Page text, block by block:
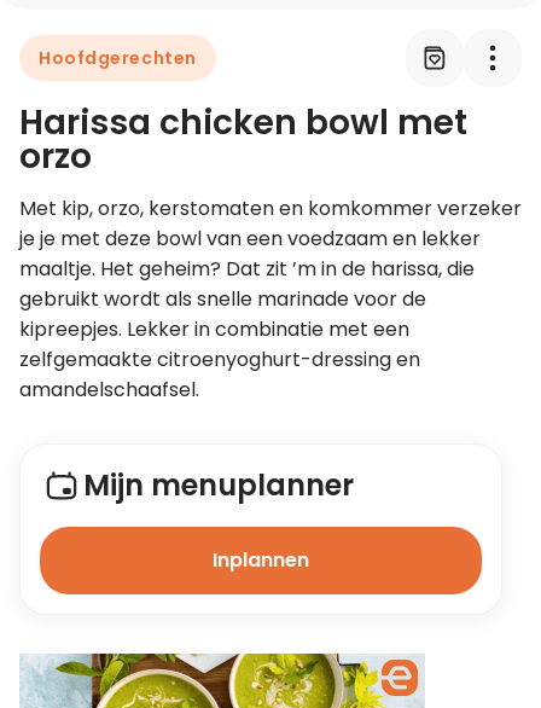
Leer koken als een chef
Kooktips & blogs
Hoofdgerechten
Harissa chicken bowl met
orzo
Met kip, orzo, kerstomaten en komkommer verzeker
je je met deze bowl van een voedzaam en lekker
maaltje. Het geheim? Dat zit ’m in de harissa, die
gebruikt wordt als snelle marinade voor de
kipreepjes. Lekker in combinatie met een
zelfgemaakte citroenyoghurt-dressing en
amandelschaafsel.
Mijn menuplanner
Inplannen